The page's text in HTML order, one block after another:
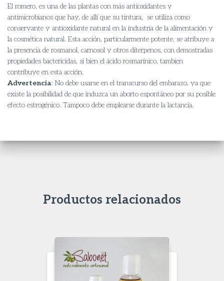
El romero, es una de las plantas con más antioxidantes y
antimicrobianos que hay, de allí que su tintura, se utiliza como
conservante y antioxidante natural en la industria de la alimentación y
la cosmética natural. Esta acción, particularmente potente, se atribuye a
la presencia de rosmanol, carnosol y otros diterpenos, con demostradas
propiedades bactericidas, si bien el ácido rosmarínico, tambien
contribuye en esta acción.
Advertencia: No debe usarse en el transcurso del embarazo, ya que
existe la posibilidad de que induzca un aborto espontáneo por su posible
efecto estrogénico. Tampoco debe emplearse durante la lactancia.
Productos relacionados